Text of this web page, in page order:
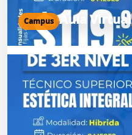
Campus Aula Virtual